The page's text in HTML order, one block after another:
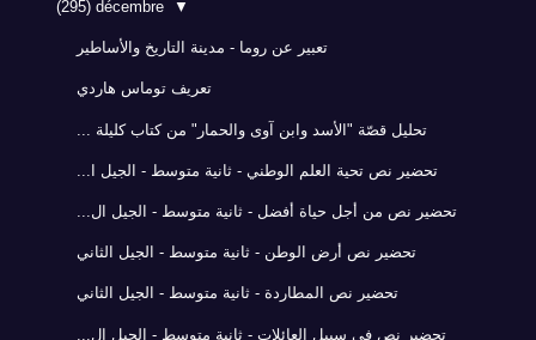
▼
décembre
(295)
تعبير عن روما - مدينة التاريخ والأساطير
تعريف توماس هاردي
تحليل قصّة "الأسد وابن آوى والحمار" من كتاب كليلة ...
تحضير نص تحية العلم الوطني - ثانية متوسط - الجيل ا...
تحضير نص من أجل حياة أفضل - ثانية متوسط - الجيل ال...
تحضير نص أرض الوطن - ثانية متوسط - الجيل الثاني
تحضير نص المطاردة - ثانية متوسط - الجيل الثاني
تحضير نص في سبيل العائلات - ثانية متوسط - الجيل ال...